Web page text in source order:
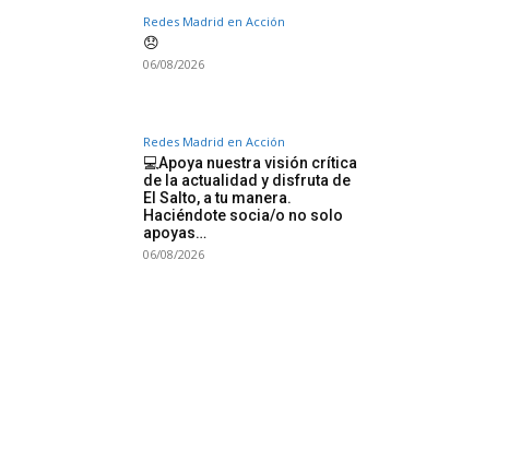
Redes Madrid en Acción
😞
06/08/2026
Redes Madrid en Acción
💻Apoya nuestra visión crítica
de la actualidad y disfruta de
El Salto, a tu manera.
Haciéndote socia/o no solo
apoyas…
06/08/2026